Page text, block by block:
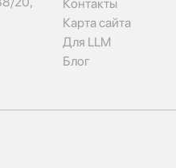
Контакты
Карта сайта
Для LLM
Блог